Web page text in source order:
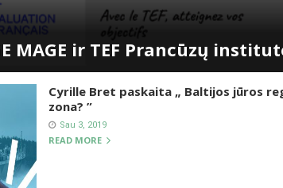
MAGE ir TEF Prancūzų
Cyrille Bret paskaita „ Baltijos jūros
zona? ”
Sau 3, 2019
READ MORE